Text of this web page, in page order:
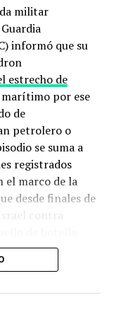
sistema
una nota Bjornar
de Rystad
en la
se espera en
nueva
militar
informó que su
estrecho de
por ese
de
petrolero o
se suma a
registrados
el marco de la
desde finales de
contra
del
ataques